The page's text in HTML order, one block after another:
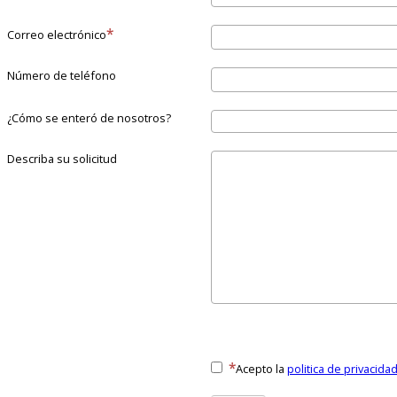
Correo electrónico
Número de teléfono
¿Cómo se enteró de nosotros?
Describa su solicitud
Acepto la politica de privacidad